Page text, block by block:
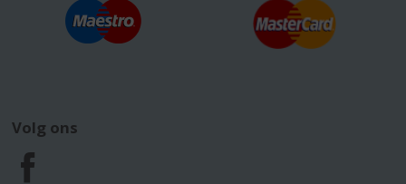
Volg ons
F